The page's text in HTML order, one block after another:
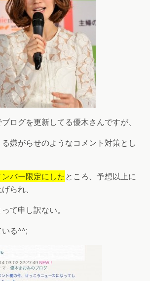
ログを更新してる優木さんですが、
嫌がらせのようなコメント対策とし
バー限定にしたところ、予想以上に
られ、
て申し訳ない。
る^^;